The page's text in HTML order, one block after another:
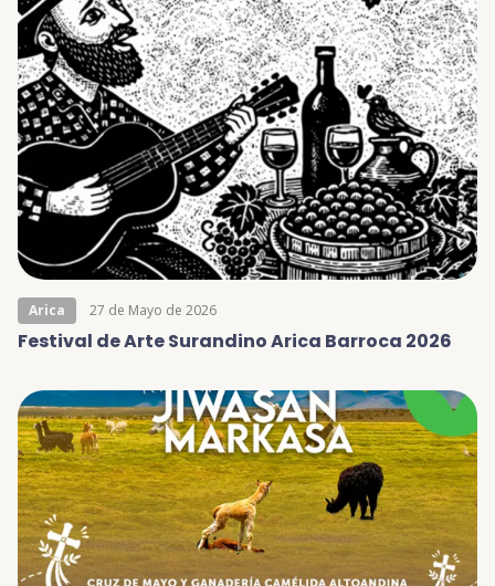
Arica 27 de Mayo de 2026
Festival de Arte Surandino Arica Barroca 2026